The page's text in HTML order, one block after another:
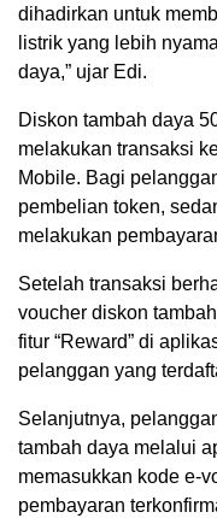
dihadirkan untuk
listrik yang lebih
daya,” ujar Edi.
Diskon tambah daya
melakukan transaksi
Mobile. Bagi
pembelian token,
melakukan
Setelah transaksi
voucher diskon
fitur “Reward” di
pelanggan yang
Selanjutnya,
tambah daya melalui
memasukkan kode e-
pembayaran